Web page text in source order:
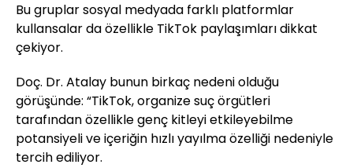
Bu gruplar sosyal medyada farklı platformlar
kullansalar da özellikle TikTok paylaşımları dikkat
çekiyor.
Doç. Dr. Atalay bunun birkaç nedeni olduğu
görüşünde: “TikTok, organize suç örgütleri
tarafından özellikle genç kitleyi etkileyebilme
potansiyeli ve içeriğin hızlı yayılma özelliği nedeniyle
tercih ediliyor.